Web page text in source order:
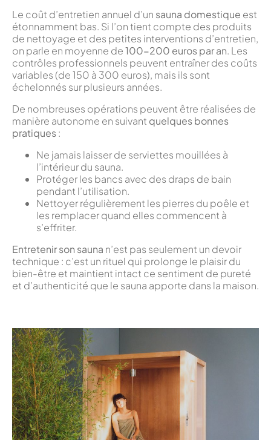
Le coût d’entretien annuel d’un sauna domestique est
étonnamment bas. Si l’on tient compte des produits
de nettoyage et des petites interventions d’entretien,
on parle en moyenne de100-200 euros par an. Les
contrôles professionnels peuvent entraîner des coûts
variables (de 150 à 300 euros), mais ils sont
échelonnés sur plusieurs années.
De nombreuses opérations peuvent être réalisées de
manière autonome en suivant quelques bonnes
pratiques:
Ne jamais laisser de serviettes mouillées à
l’intérieur du sauna.
Protéger les bancs avec des draps de bain
pendant l’utilisation.
Nettoyer régulièrement les pierres du poêle et
les remplacer quand elles commencent à
s’effriter.
Entretenir son sauna n’est pas seulement un devoir
technique : c’est un rituel qui prolonge le plaisir du
bien-être et maintient intact ce sentiment de pureté
et d’authenticité que le sauna apporte dans la maison.